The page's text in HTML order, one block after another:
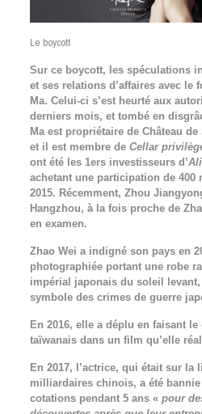
Le boycott
Sur ce boycott, les spéculations
et ses relations d’affaires avec le
Ma. Celui-ci s’est heurté aux
derniers mois, et tombé en
Ma est propriétaire de Château
et il est membre de Cellar
ont été les 1ers investisseurs d’
achetant une participation de
2015. Récemment, Zhou
Hangzhou, à la fois proche de
en examen.
Zhao Wei a indigné son pays en
photographiée portant une robe
impérial japonais du soleil
symbole des crimes de guerre
En 2016, elle a déplu en faisant le
taïwanais dans un film qu’elle
En 2017, l’actrice, qui était sur la
milliardaires chinois, a été
cotations pendant 5 ans « pour